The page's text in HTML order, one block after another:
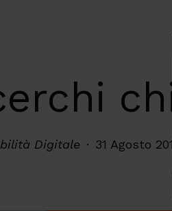
Digitale 31 Agosto